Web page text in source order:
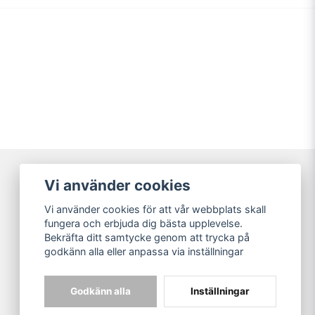
Broarne AB
© Copyright
Vi använder cookies
Vi använder cookies för att vår webbplats skall
fungera och erbjuda dig bästa upplevelse.
Bekräfta ditt samtycke genom att trycka på
godkänn alla eller anpassa via inställningar
Godkänn alla Inställningar